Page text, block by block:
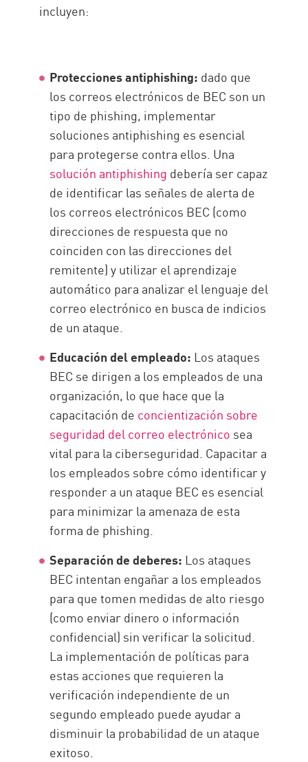
incluyen:
Protecciones antiphishing: dado que
los correos electrónicos de BEC son un
tipo de phishing, implementar
soluciones antiphishing es esencial
para protegerse contra ellos. Una
solución antiphishing debería ser capaz
de identificar las señales de alerta de
los correos electrónicos BEC (como
direcciones de respuesta que no
coinciden con las direcciones del
remitente) y utilizar el aprendizaje
automático para analizar el lenguaje del
correo electrónico en busca de indicios
de un ataque.
Educación del empleado: Los ataques
BEC se dirigen a los empleados de una
organización, lo que hace que la
capacitación de concientización sobre
seguridad del correo electrónico sea
vital para la ciberseguridad. Capacitar a
los empleados sobre cómo identificar y
responder a un ataque BEC es esencial
para minimizar la amenaza de esta
forma de phishing.
Separación de deberes: Los ataques
BEC intentan engañar a los empleados
para que tomen medidas de alto riesgo
(como enviar dinero o información
confidencial) sin verificar la solicitud.
La implementación de políticas para
estas acciones que requieren la
verificación independiente de un
segundo empleado puede ayudar a
disminuir la probabilidad de un ataque
exitoso.